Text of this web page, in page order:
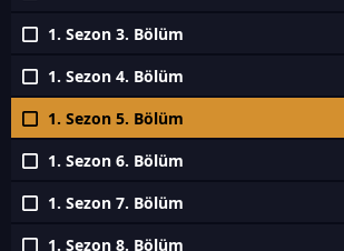
1. Sezon 3. Bölüm
1. Sezon 4. Bölüm
1. Sezon 5. Bölüm
1. Sezon 6. Bölüm
1. Sezon 7. Bölüm
1. Sezon 8. Bölüm